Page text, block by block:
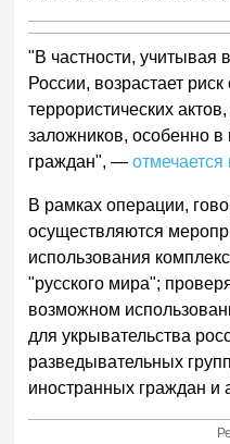
"В частности, учитывая
России, возрастает
террористических
заложников, особенно в
граждан", — отмечается
В рамках операции,
осуществляются
использования
"русского мира";
возможном
для укрывательства
разведывательных
иностранных граждан и